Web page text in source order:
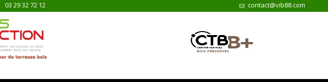
03 29 32 72 12 contact@vib88.com